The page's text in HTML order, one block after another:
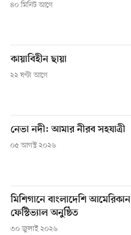
৪০ মিনিট আগে
কায়াবিহীন ছায়া
২২ ঘণ্টা আগে
নেভা নদী: আমার নীরব সহযাত্রী
০৫ আগস্ট ২০২৬
মিশিগানে বাংলাদেশি আমেরিকান
ফেস্টিভ্যাল অনুষ্ঠিত
৩০ জুলাই ২০২৬